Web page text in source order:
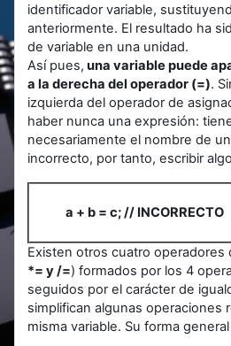
identificador variable,
anteriormente. El resultado ha
de variable en una unidad.
Así pues, una variable puede
a la derecha del operador (=).
izquierda del operador de
haber nunca una expresión:
necesariamente el nombre de
incorrecto, por tanto, escribir
a + b = c; // INCORRECTO
Existen otros cuatro operadores
*= y /=) formados por los 4
seguidos por el carácter de
simplifican algunas operaciones
misma variable. Su forma